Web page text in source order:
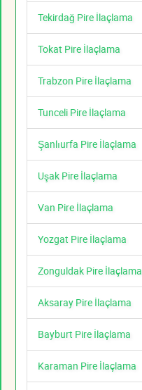
Tekirdağ Pire İlaçlama
Tokat Pire İlaçlama
Trabzon Pire İlaçlama
Tunceli Pire İlaçlama
Şanlıurfa Pire İlaçlama
Uşak Pire İlaçlama
Van Pire İlaçlama
Yozgat Pire İlaçlama
Zonguldak Pire İlaçlama
Aksaray Pire İlaçlama
Bayburt Pire İlaçlama
Karaman Pire İlaçlama